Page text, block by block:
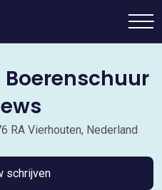
Boerenschuur
RA Vierhouten, Nederland
schrijven